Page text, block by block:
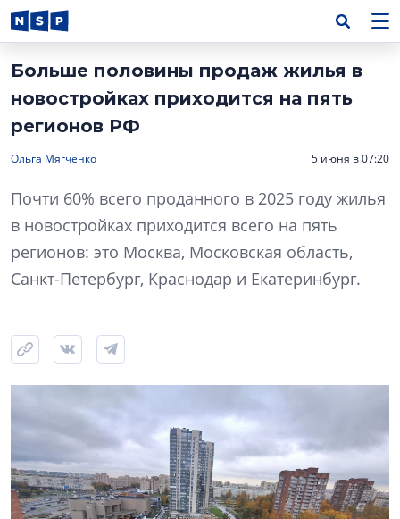
Больше половины продаж жилья в
новостройках приходится на пять
регионов РФ
Ольга Мягченко 5 июня в 07:20
Почти 60% всего проданного в 2025 году жилья
в новостройках приходится всего на пять
регионов: это Москва, Московская область,
Санкт-Петербург, Краснодар и Екатеринбург.